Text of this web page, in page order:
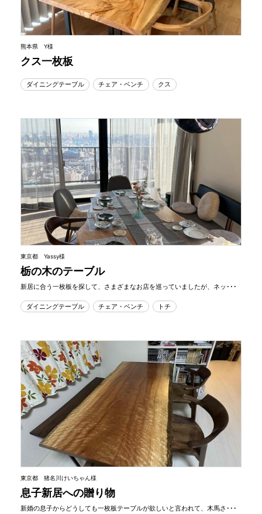
熊本県 Y様
クス一枚板
ダイニングテーブル チェア・ベンチ クス
東京都 Yassy様
栃の木のテーブル
新居に合う一枚板を探して、さまざまなお店を巡っていましたが、ネッ･･･
ダイニングテーブル チェア・ベンチ トチ
東京都 猪名川けいちゃん様
息子新居への贈り物
新婚の息子からどうしても一枚板テーブルが欲しいと言われて、木馬さ･･･